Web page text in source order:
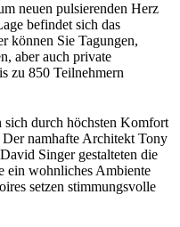
neuen pulsierenden Herz
befindet sich das
können Sie Tagungen,
aber auch private
zu 850 Teilnehmern
sich durch höchsten Komfort
Der namhafte Architekt Tony
Singer gestalteten die
ein wohnliches Ambiente
setzen stimmungsvolle